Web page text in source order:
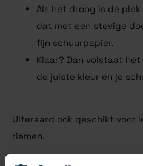
Als het droog is de
dat met een stevige
fijn schuurpapier.
Klaar? Dan volstaat
de juiste kleur en je
Uiteraard ook geschikt voor
riemen.
Inhoud: 25ml.